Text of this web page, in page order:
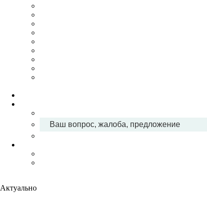
Ваш вопрос, жалоба, предложение
Актуально